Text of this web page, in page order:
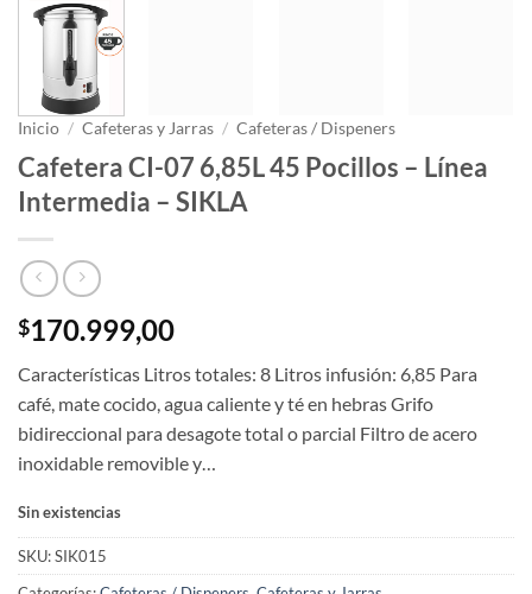
Inicio / Cafeteras y Jarras / Cafeteras / Dispeners
Cafetera CI-07 6,85L 45 Pocillos – Línea
Intermedia – SIKLA
$170.999,00
Características Litros totales: 8 Litros infusión: 6,85 Para
café, mate cocido, agua caliente y té en hebras Grifo
bidireccional para desagote total o parcial Filtro de acero
inoxidable removible y…
Sin existencias
SKU:SIK015